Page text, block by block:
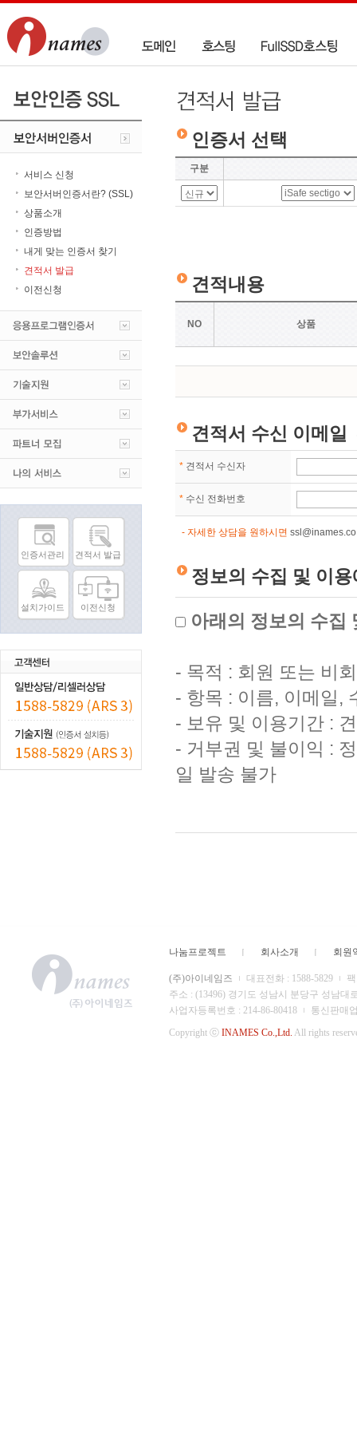
서비스 신청
보안서버인증서란? (SSL)
상품소개
인증방법
내게 맞는 인증서 찾기
견적서 발급
이전신청
인증서관리 견적서 발급
설치가이드 이전신청
인증서 선택
구분
견적내용
NO 상품
견적서 수신 이메일
* 견적서 수신자
* 수신 전화번호
- 자세한 상담을 원하시면
정보의 수집 및 이
아래의 정보의 수집
- 목적 : 회원 또는 비
- 항목 : 이름, 이메일,
- 보유 및 이용기간 :
- 거부권 및 불이익 :
일 발송 불가
나눔프로젝트 회사소개 회원
(주)아이네임즈 대표전화 : 1588-5829
주소 : (13496) 경기도 성남시 분당구 성남대
사업자등록번호 : 214-86-80418
통신판매
Copyright ⓒ INAMES Co.,Ltd. All rights